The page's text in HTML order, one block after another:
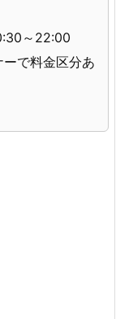
～22:00
ーで料金区分あ